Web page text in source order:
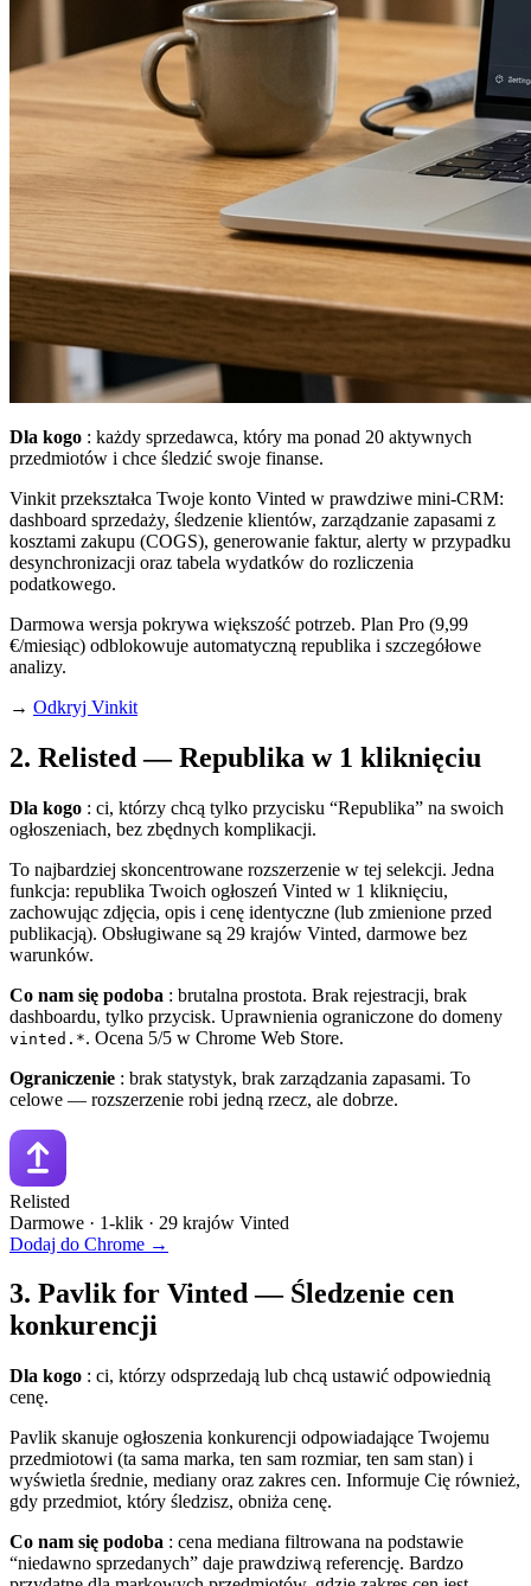
Dla kogo : każdy sprzedawca, który ma ponad 20 aktywnych
przedmiotów i chce śledzić swoje finanse.
Vinkit przekształca Twoje konto Vinted w prawdziwe mini-CRM:
dashboard sprzedaży, śledzenie klientów, zarządzanie zapasami z
kosztami zakupu (COGS), generowanie faktur, alerty w przypadku
desynchronizacji oraz tabela wydatków do rozliczenia
podatkowego.
Darmowa wersja pokrywa większość potrzeb. Plan Pro (9,99
€/miesiąc) odblokowuje automatyczną republika i szczegółowe
analizy.
→ Odkryj Vinkit
2. Relisted — Republika w 1 kliknięciu
Dla kogo : ci, którzy chcą tylko przycisku “Republika” na swoich
ogłoszeniach, bez zbędnych komplikacji.
To najbardziej skoncentrowane rozszerzenie w tej selekcji. Jedna
funkcja: republika Twoich ogłoszeń Vinted w 1 kliknięciu,
zachowując zdjęcia, opis i cenę identyczne (lub zmienione przed
publikacją). Obsługiwane są 29 krajów Vinted, darmowe bez
warunków.
Co nam się podoba : brutalna prostota. Brak rejestracji, brak
dashboardu, tylko przycisk. Uprawnienia ograniczone do domeny
vinted.*. Ocena 5/5 w Chrome Web Store.
Ograniczenie : brak statystyk, brak zarządzania zapasami. To
celowe — rozszerzenie robi jedną rzecz, ale dobrze.
Relisted
Darmowe · 1-klik · 29 krajów Vinted
Dodaj do Chrome →
3. Pavlik for Vinted — Śledzenie cen
konkurencji
Dla kogo : ci, którzy odsprzedają lub chcą ustawić odpowiednią
cenę.
Pavlik skanuje ogłoszenia konkurencji odpowiadające Twojemu
przedmiotowi (ta sama marka, ten sam rozmiar, ten sam stan) i
wyświetla średnie, mediany oraz zakres cen. Informuje Cię również,
gdy przedmiot, który śledzisz, obniża cenę.
Co nam się podoba : cena mediana filtrowana na podstawie
“niedawno sprzedanych” daje prawdziwą referencję. Bardzo